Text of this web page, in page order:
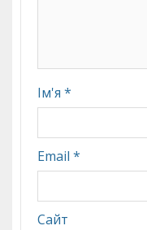
Ім'я *
Email *
Сайт